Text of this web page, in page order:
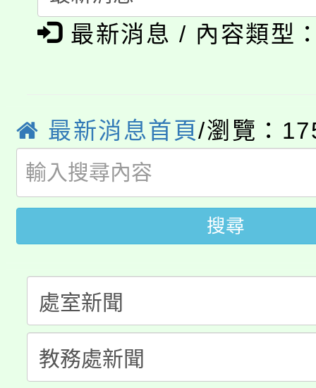
《TA101》溝通分析基
系所師生報名參加。
淨零綠生活教案入校路
115年食農教育專業人
學籍身 分審查程序及
版
淨零綠領人才培育課程
公告本校115學年度第
代理(課)教師甄選結果(
「2026金融保險知識
桃園市115學年度學生
代理(課)教師甄選結果(
公告本校115學年度第
代理(課)教師甄選結果(
轉知中國文化大學推廣
《TA101》溝通分析基
最新消息 / 內容類型
最新消息首頁/瀏覽：
搜尋